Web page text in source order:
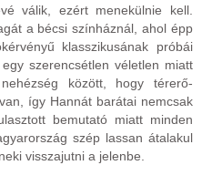
válik, ezért menekülnie kell.
a bécsi színháznál, ahol épp
klasszikusának próbái
szerencsétlen véletlen miatt
között, hogy térerő-
így Hannát barátai nemcsak
bemutató miatt minden
szép lassan átalakul
visszajutni a jelenbe.